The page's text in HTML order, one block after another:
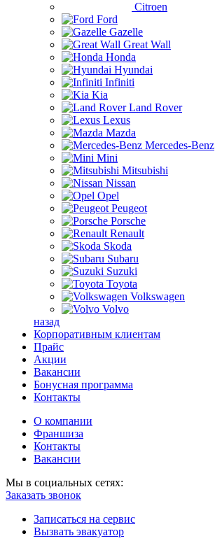
Citroen
Ford
Gazelle
Great Wall
Honda
Hyundai
Infiniti
Kia
Land Rover
Lexus
Mazda
Mercedes-Benz
Mini
Mitsubishi
Nissan
Opel
Peugeot
Porsche
Renault
Skoda
Subaru
Suzuki
Toyota
Volkswagen
Volvo
назад
Корпоративным клиентам
Прайс
Акции
Вакансии
Бонусная программа
Контакты
О компании
Франшиза
Контакты
Вакансии
Мы в социальных сетях:
Заказать звонок
Записаться на сервис
Вызвать эвакуатор